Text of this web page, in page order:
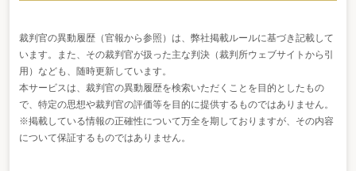
裁判官の異動履歴（官報から参照）は、弊社掲載ルールに基づき記載して
います。また、その裁判官が扱った主な判決（裁判所ウェブサイトから引
用）なども、随時更新しています。
本サービスは、裁判官の異動履歴を検索いただくことを目的としたもの
で、特定の思想や裁判官の評価等を目的に提供するものではありません。
※掲載している情報の正確性について万全を期しておりますが、その内容
について保証するものではありません。